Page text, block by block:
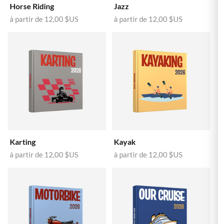
Horse Riding
à partir de 12,00 $US
Jazz
à partir de 12,00 $US
Karting
à partir de 12,00 $US
Kayak
à partir de 12,00 $US